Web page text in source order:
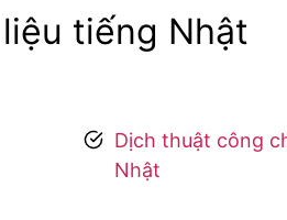
tiếng Nhật
Dịch thuật công
Nhật